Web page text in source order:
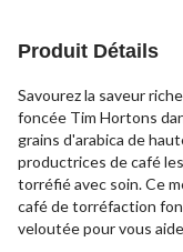
Produit Détails
Savourez la saveur
foncée Tim Hortons
grains d'arabica de
productrices de café
torréfié avec soin. Ce
café de torréfaction
veloutée pour vous